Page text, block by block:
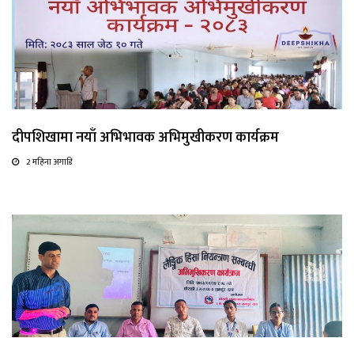
दीपशिखामा नयाँ अभिभावक अभिमुखीकरण कार्यक्रम
2 महिना अगाडि